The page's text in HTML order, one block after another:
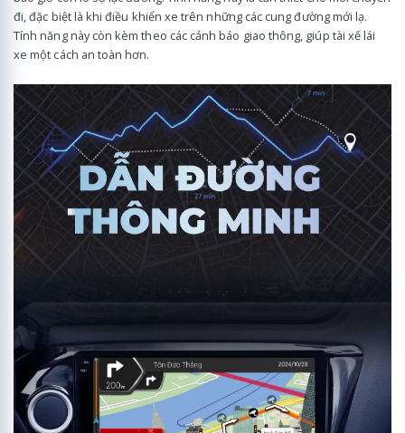
đi, đặc biệt là khi điều khiển xe trên những các cung đường mới lạ.
Tính năng này còn kèm theo các cảnh báo giao thông, giúp tài xế lái
xe một cách an toàn hơn.